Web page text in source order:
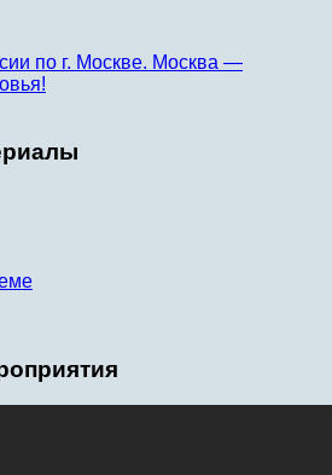
по г. Москве. Москва —